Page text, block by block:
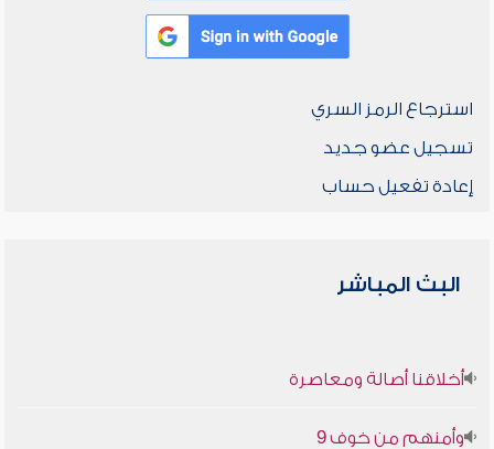
استرجاع الرمز السري
تسجيل عضو جديد
إعادة تفعيل حساب
البث المباشر
أخلاقنا أصالة ومعاصرة
وأمنهم من خوف 9